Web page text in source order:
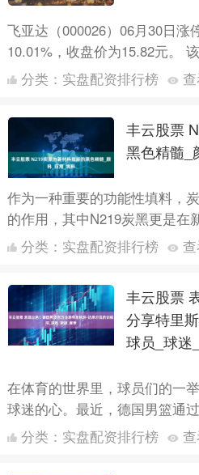
飞亚达（000026）06月30日涨
10.01%，收盘价为15.82元。
截止15:00:31未打开涨停，封
分类： 实盘配资排行榜 查
丰云股票
黑色精髓_
作为一种重要的功能性填料，
的作用，其中N219炭黑更是在
备重要意义。本文将围绕N219
分类： 实盘配资排行榜 查
丰云股票
分享特里
球员_球迷
在体育的世界里，球员们的一
球迷的心。最近，德国男篮通
了一则更新，迅速吸引了不少
分类： 实盘配资排行榜 查